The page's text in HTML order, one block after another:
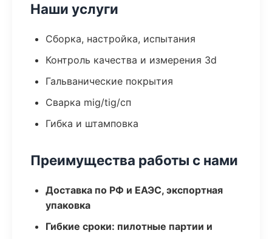
Наши услуги
Сборка, настройка, испытания
Контроль качества и измерения 3d
Гальванические покрытия
Сварка mig/tig/сп
Гибка и штамповка
Преимущества работы с нами
Доставка по РФ и ЕАЭС, экспортная
упаковка
Гибкие сроки: пилотные партии и